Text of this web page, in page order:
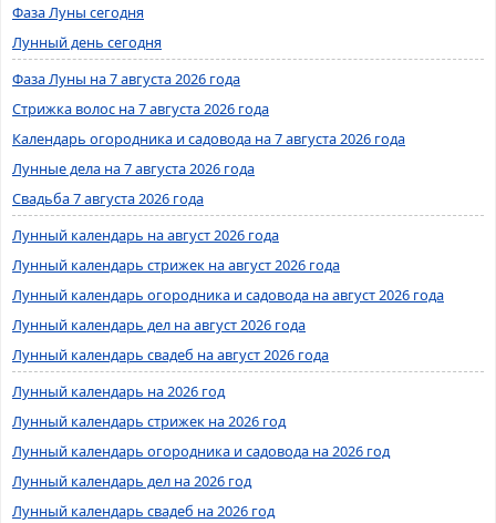
Фаза Луны сегодня
Лунный день сегодня
Фаза Луны на 7 августа 2026 года
Стрижка волос на 7 августа 2026 года
Календарь огородника и садовода на 7 августа 2026 года
Лунные дела на 7 августа 2026 года
Свадьба 7 августа 2026 года
Лунный календарь на август 2026 года
Лунный календарь стрижек на август 2026 года
Лунный календарь огородника и садовода на август 2026 года
Лунный календарь дел на август 2026 года
Лунный календарь свадеб на август 2026 года
Лунный календарь на 2026 год
Лунный календарь стрижек на 2026 год
Лунный календарь огородника и садовода на 2026 год
Лунный календарь дел на 2026 год
Лунный календарь свадеб на 2026 год